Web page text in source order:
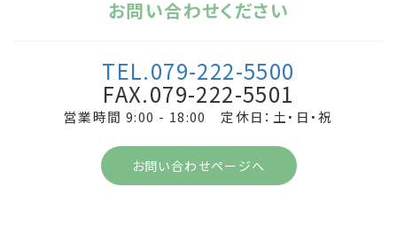
お問い合わせください
TEL.079-222-5500
FAX.079-222-5501
営業時間 9:00 - 18:00 定休日：土・日・祝
お問い合わせページへ